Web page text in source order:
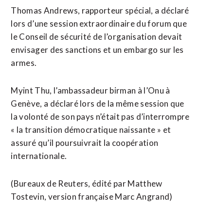
Thomas Andrews, rapporteur spécial, a déclaré
lors d’une session extraordinaire du forum que
le Conseil de sécurité de l’organisation devait
envisager des sanctions et un embargo sur les
armes.
Myint Thu, l’ambassadeur birman à l’Onu à
Genève, a déclaré lors de la même session que
la volonté de son pays n’était pas d’interrompre
« la transition démocratique naissante » et
assuré qu’il poursuivrait la coopération
internationale.
(Bureaux de Reuters, édité par Matthew
Tostevin, version française Marc Angrand)